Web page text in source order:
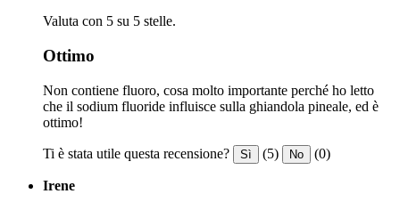
Valuta con 5 su 5 stelle.
Ottimo
Non contiene fluoro, cosa molto importante perché ho letto
che il sodium fluoride influisce sulla ghiandola pineale, ed è
ottimo!
Ti è stata utile questa recensione? Sì (5) No (0)
Irene